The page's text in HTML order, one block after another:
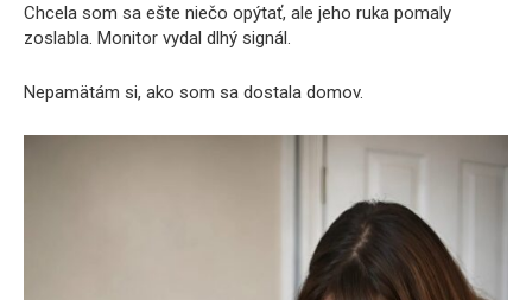
Chcela som sa ešte niečo opýtať, ale jeho ruka pomaly
zoslabla. Monitor vydal dlhý signál.
Nepamätám si, ako som sa dostala domov.